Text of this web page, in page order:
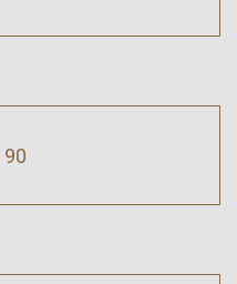
90